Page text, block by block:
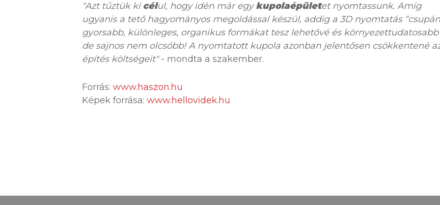
"Azt tűztük kicélul, hogy idén már egykupolaépületet nyomtassunk. Amíg
ugyanis a tető hagyományos megoldással készül, addig a 3D nyomtatás
gyorsabb, különleges, organikus formákat tesz lehetővé és
de sajnos nem olcsóbb! A nyomtatott kupola azonban jelentősen csökkentené
építés költségeit"- mondta a szakember.
Forrás: www.haszon.hu
Képek forrása: www.hellovidek.hu